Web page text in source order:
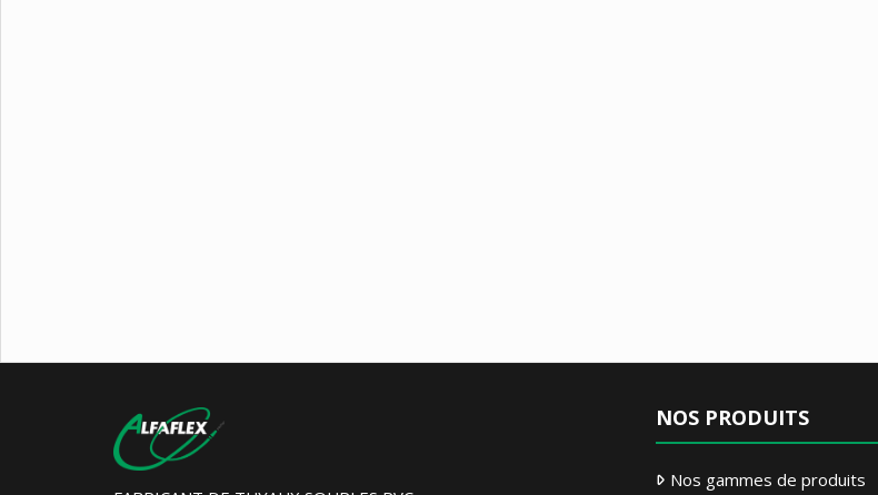
NOS PRODUITS
Nos gammes de produits